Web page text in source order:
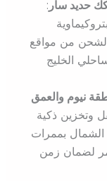
حديد سار:
الشحن من مواقع
الخليج
نيوم والعمق
وتخزين ذكية
بممرات
لضمان زمن